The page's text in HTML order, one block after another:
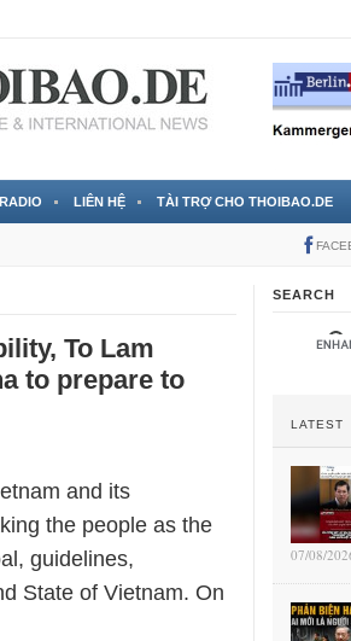
LIÊN HỆ TÀI TRỢ CHO THOIBAO.DE
To Lam
to prepare to
and its
the people as the
guidelines,
State of Vietnam. On
SEARCH
LATEST
07/08/